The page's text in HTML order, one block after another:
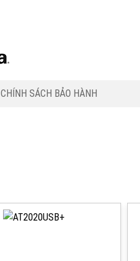
CHÍNH SÁCH BẢO HÀNH